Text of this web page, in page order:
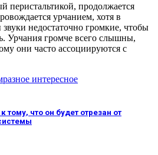
перистальтикой, продолжается
урчанием, хотя в
недостаточно громкие, чтобы
Урчания громче всего слышны,
они часто ассоциируются с
разное интересное
тому, что он будет отрезан от